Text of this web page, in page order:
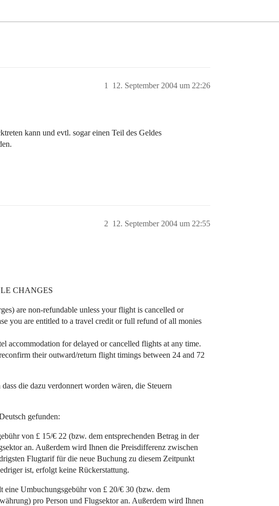
12. September 2004 um 22:26
1
kann und evtl. sogar einen Teil des Geldes
12. September 2004 um 22:55
2
CHANGES
are non-refundable unless your flight is cancelled or
you are entitled to a travel credit or full refund of all monies
accommodation for delayed or cancelled flights at any time.
their outward/return flight timings between 24 and 72
die dazu verdonnert worden wären, die Steuern
gefunden:
von £ 15/€ 22 (bzw. dem entsprechenden Betrag in der
an. Außerdem wird Ihnen die Preisdifferenz zwischen
Flugtarif für die neue Buchung zu diesem Zeitpunkt
ist, erfolgt keine Rückerstattung.
eine Umbuchungsgebühr von £ 20/€ 30 (bzw. dem
pro Person und Flugsektor an. Außerdem wird Ihnen